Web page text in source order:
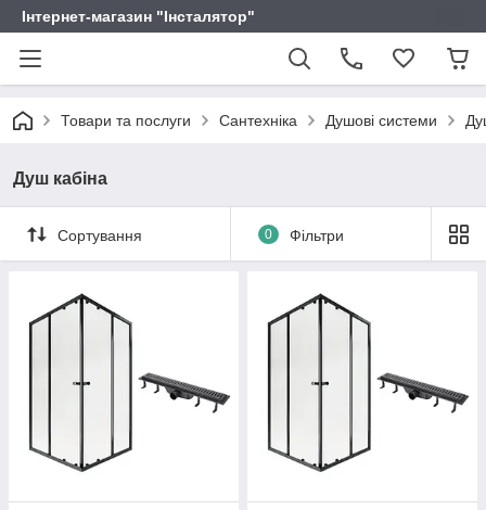
Інтернет-магазин "Інсталятор"
Товари та послуги Сантехніка Душові системи
Душ кабіна
Сортування 0 Фільтри